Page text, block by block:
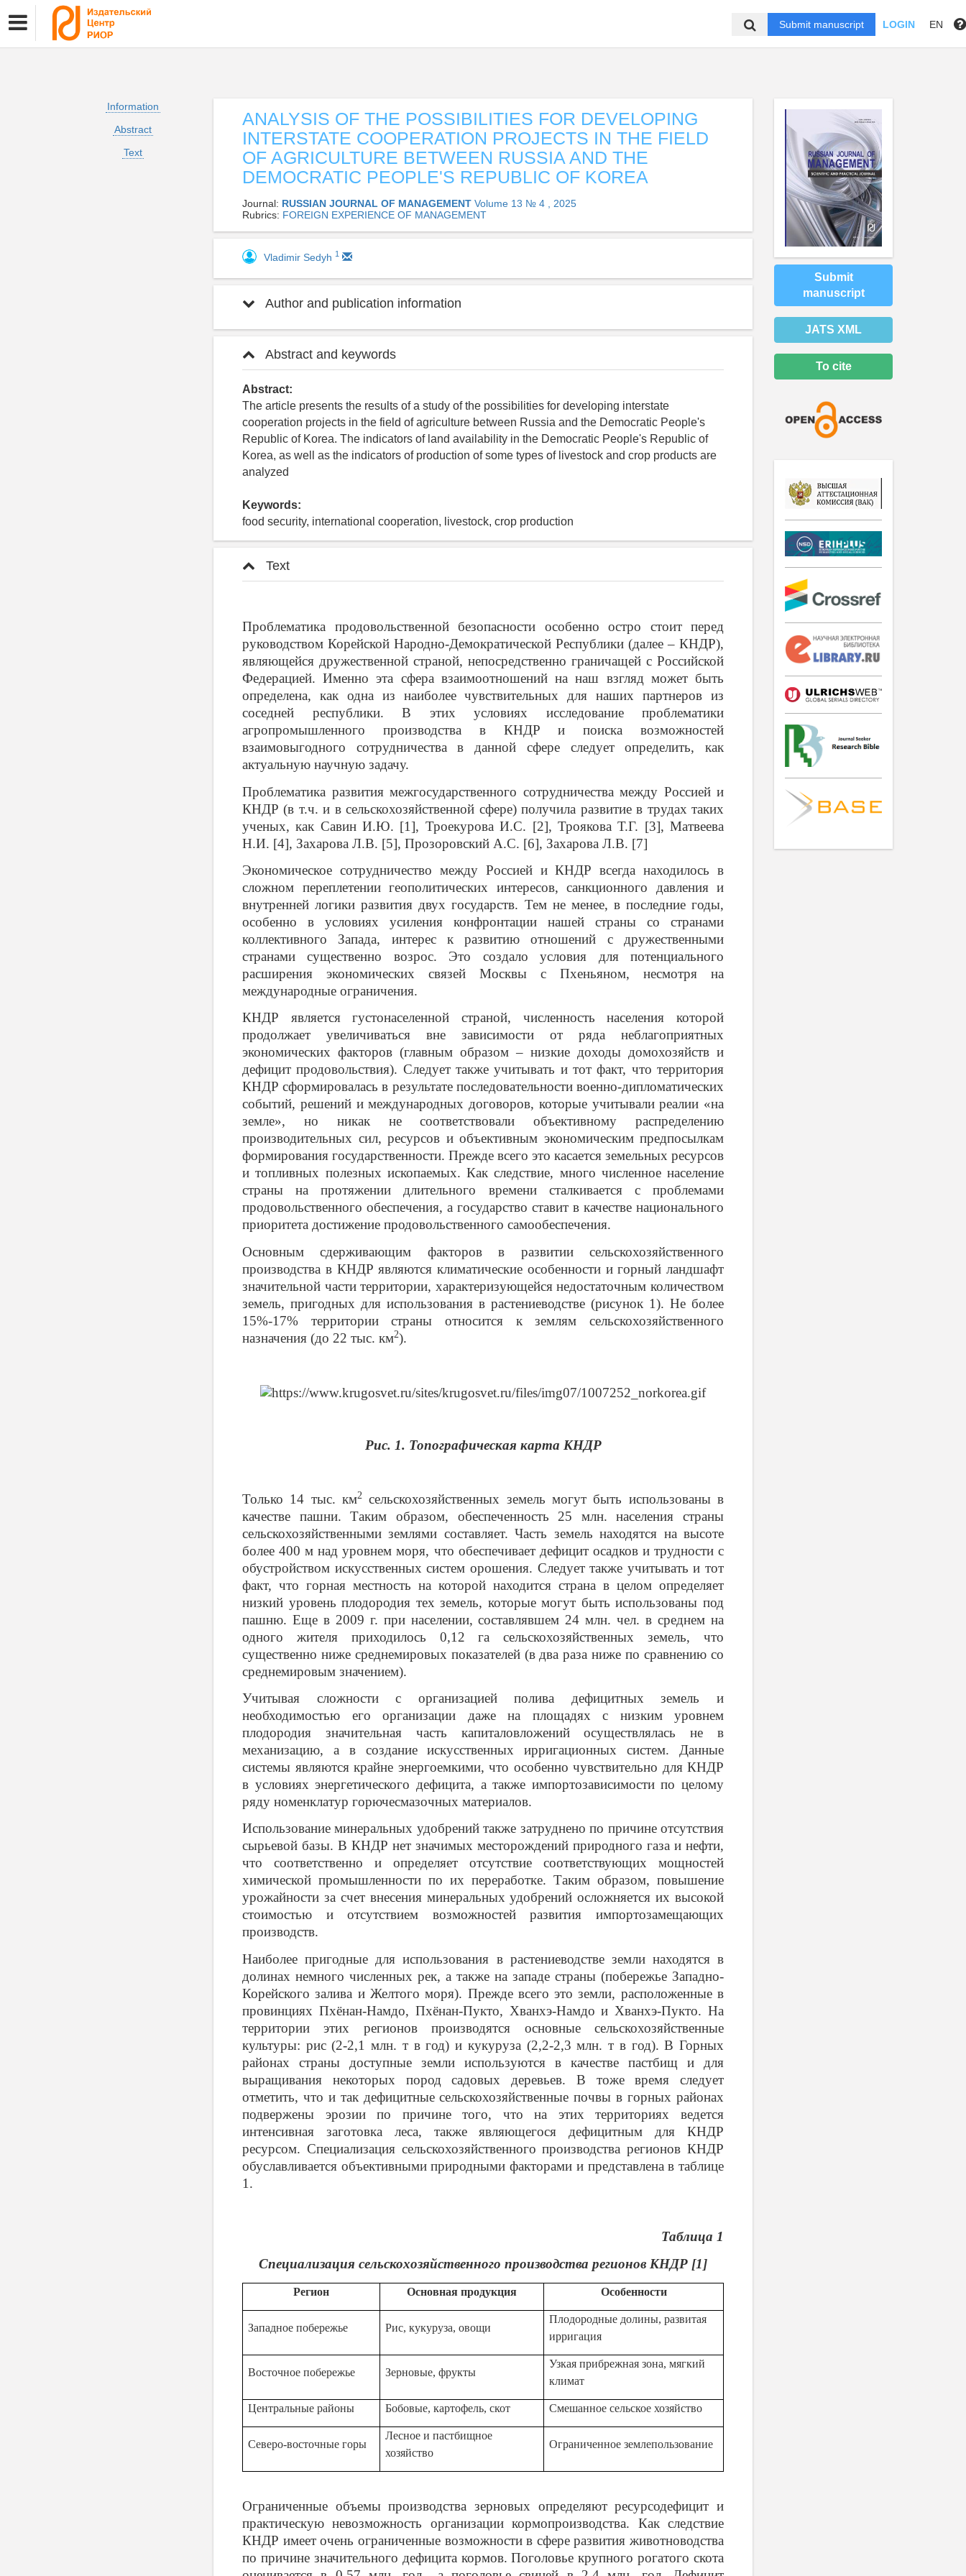
Submit manuscript LOGIN EN
Information
Abstract
Text
ANALYSIS OF THE POSSIBILITIES FOR DEVELOPING
INTERSTATE COOPERATION PROJECTS IN THE FIELD
OF AGRICULTURE BETWEEN RUSSIA AND THE
DEMOCRATIC PEOPLE'S REPUBLIC OF KOREA
Journal: RUSSIAN JOURNAL OF MANAGEMENT Volume 13 № 4 , 2025
Rubrics: FOREIGN EXPERIENCE OF MANAGEMENT
Vladimir Sedyh 1
Author and publication information
Abstract and keywords
Abstract:
The article presents the results of a study of the possibilities for developing interstate
cooperation projects in the field of agriculture between Russia and the Democratic People's
Republic of Korea. The indicators of land availability in the Democratic People's Republic of
Korea, as well as the indicators of production of some types of livestock and crop products are
analyzed
Keywords:
food security, international cooperation, livestock, crop production
Text
Проблематика продовольственной безопасности особенно остро стоит перед
руководством Корейской Народно-Демократической Республики (далее – КНДР),
являющейся дружественной страной, непосредственно граничащей с Российской
Федерацией. Именно эта сфера взаимоотношений на наш взгляд может быть
определена, как одна из наиболее чувствительных для наших партнеров из
соседней республики. В этих условиях исследование проблематики
агропромышленного производства в КНДР и поиска возможностей
взаимовыгодного сотрудничества в данной сфере следует определить, как
актуальную научную задачу.
Проблематика развития межгосударственного сотрудничества между Россией и
КНДР (в т.ч. и в сельскохозяйственной сфере) получила развитие в трудах таких
ученых, как Савин И.Ю. [1], Троекурова И.С. [2], Троякова Т.Г. [3], Матвеева
Н.И. [4], Захарова Л.В. [5], Прозоровский А.С. [6], Захарова Л.В. [7]
Экономическое сотрудничество между Россией и КНДР всегда находилось в
сложном переплетении геополитических интересов, санкционного давления и
внутренней логики развития двух государств. Тем не менее, в последние годы,
особенно в условиях усиления конфронтации нашей страны со странами
коллективного Запада, интерес к развитию отношений с дружественными
странами существенно возрос. Это создало условия для потенциального
расширения экономических связей Москвы с Пхеньяном, несмотря на
международные ограничения.
КНДР является густонаселенной страной, численность населения которой
продолжает увеличиваться вне зависимости от ряда неблагоприятных
экономических факторов (главным образом – низкие доходы домохозяйств и
дефицит продовольствия). Следует также учитывать и тот факт, что территория
КНДР сформировалась в результате последовательности военно-дипломатических
событий, решений и международных договоров, которые учитывали реалии «на
земле», но никак не соответствовали объективному распределению
производительных сил, ресурсов и объективным экономическим предпосылкам
формирования государственности. Прежде всего это касается земельных ресурсов
и топливных полезных ископаемых. Как следствие, много численное население
страны на протяжении длительного времени сталкивается с проблемами
продовольственного обеспечения, а государство ставит в качестве национального
приоритета достижение продовольственного самообеспечения.
Основным сдерживающим факторов в развитии сельскохозяйственного
производства в КНДР являются климатические особенности и горный ландшафт
значительной части территории, характеризующейся недостаточным количеством
земель, пригодных для использования в растениеводстве (рисунок 1). Не более
15%-17% территории страны относится к землям сельскохозяйственного
назначения (до 22 тыс. км2).
Рис. 1. Топографическая карта КНДР
Только 14 тыс. км2
сельскохозяйственных земель могут быть использованы в
качестве пашни. Таким образом, обеспеченность 25 млн. населения страны
сельскохозяйственными землями составляет. Часть земель находятся на высоте
более 400 м над уровнем моря, что обеспечивает дефицит осадков и трудности с
обустройством искусственных систем орошения. Следует также учитывать и тот
факт, что горная местность на которой находится страна в целом определяет
низкий уровень плодородия тех земель, которые могут быть использованы под
пашню. Еще в 2009 г. при населении, составлявшем 24 млн. чел. в среднем на
одного жителя приходилось 0,12 га сельскохозяйственных земель, что
существенно ниже среднемировых показателей (в два раза ниже по сравнению со
среднемировым значением).
Учитывая сложности с организацией полива дефицитных земель и
необходимостью его организации даже на площадях с низким уровнем
плодородия значительная часть капиталовложений осуществлялась не в
механизацию, а в создание искусственных ирригационных систем. Данные
системы являются крайне энергоемкими, что особенно чувствительно для КНДР
в условиях энергетического дефицита, а также импортозависимости по целому
ряду номенклатур горючесмазочных материалов.
Использование минеральных удобрений также затруднено по причине отсутствия
сырьевой базы. В КНДР нет значимых месторождений природного газа и нефти,
что соответственно и определяет отсутствие соответствующих мощностей
химической промышленности по их переработке. Таким образом, повышение
урожайности за счет внесения минеральных удобрений осложняется их высокой
стоимостью и отсутствием возможностей развития импортозамещающих
производств.
Наиболее пригодные для использования в растениеводстве земли находятся в
долинах немного численных рек, а также на западе страны (побережье Западно-
Корейского залива и Желтого моря). Прежде всего это земли, расположенные в
провинциях Пхёнан-Намдо, Пхёнан-Пукто, Хванхэ-Намдо и Хванхэ-Пукто. На
территории этих регионов производятся основные сельскохозяйственные
культуры: рис (2-2,1 млн. т в год) и кукуруза (2,2-2,3 млн. т в год). В Горных
районах страны доступные земли используются в качестве пастбищ и для
выращивания некоторых пород садовых деревьев. В тоже время следует
отметить, что и так дефицитные сельскохозяйственные почвы в горных районах
подвержены эрозии по причине того, что на этих территориях ведется
интенсивная заготовка леса, также являющегося дефицитным для КНДР
ресурсом. Специализация сельскохозяйственного производства регионов КНДР
обуславливается объективными природными факторами и представлена в таблице
1.
Таблица 1
Специализация сельскохозяйственного производства регионов КНДР [1]
Регион Основная продукция Особенности
Западное побережье Рис, кукуруза, овощи
Плодородные долины, развитая
ирригация
Восточное побережье Зерновые, фрукты
Узкая прибрежная зона, мягкий
климат
Центральные районы Бобовые, картофель, скот Смешанное сельское хозяйство
Северо-восточные горы
Лесное и пастбищное
хозяйство
Ограниченное землепользование
Ограниченные объемы производства зерновых определяют ресурсодефицит и
практическую невозможность организации кормопроизводства. Как следствие
КНДР имеет очень ограниченные возможности в сфере развития животноводства
по причине значительного дефицита кормов. Поголовье крупного рогатого скота
Submit
manuscript
JATS XML
To cite